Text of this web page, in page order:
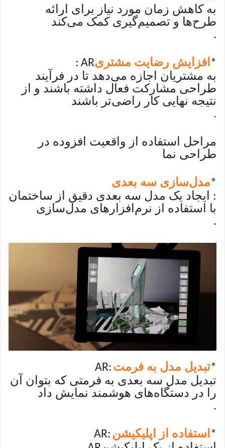
به کاهش زمان مورد نیاز برای ارائه
طرح‌ها و تصمیم‌گیری کمک می‌کند
.
* افزایش رضایت مشتری: AR
به مشتریان اجازه می‌دهد تا در فرآیند
طراحی مشارکت فعال داشته باشند و از
نتیجه نهایی کار راضی‌تر باشند
.
مراحل استفاده از واقعیت افزوده در
طراحی نما
*مدل‌سازی سه بعدی
: ایجاد یک مدل سه بعدی دقیق از ساختمان
با استفاده از نرم‌افزارهای مدل‌سازی
.
*تبدیل مدل به فرمت AR:
تبدیل مدل سه بعدی به فرمتی که بتوان آن
را در دستگاه‌های هوشمند نمایش داد
.
* استفاده از اپلیکیشن AR: